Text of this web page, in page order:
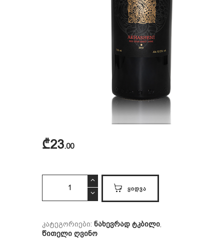
₾23 00
ᲧᲘᲓᲕᲐ
კატეგორიები: ნახევრად ტკბილი
წითელი ღვინო